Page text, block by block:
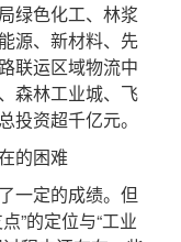
绿色化工、林浆
源、新材料、先
联运区域物流中
森林工业城、飞
投资超千亿元。
的困难
定的成绩。但
”的定位与“工业